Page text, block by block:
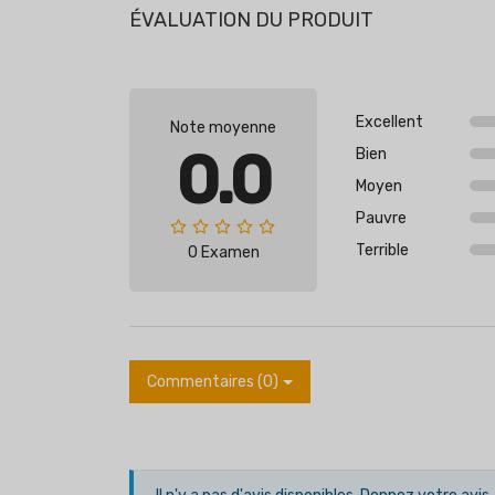
ÉVALUATION DU PRODUIT
Note moyenne
0.0
0 Examen
Excellent
Bien
Moyen
Pauvre
Terrible
Commentaires (0)